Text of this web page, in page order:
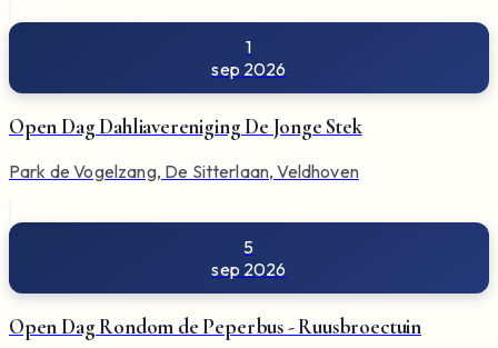
1
sep 2026
Open Dag Dahliavereniging De Jonge Stek
Park de Vogelzang, De Sitterlaan, Veldhoven
5
sep 2026
Open Dag Rondom de Peperbus - Ruusbroectuin